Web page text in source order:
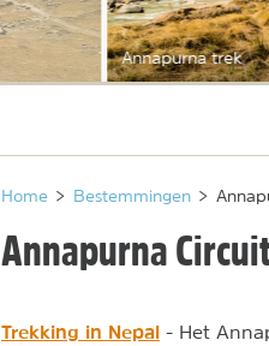
Annapurna trek
Home > Bestemmingen >
Annapurna
Trekking in Nepal - Het